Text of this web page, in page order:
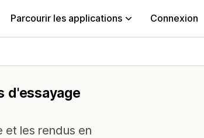
Parcourir les applications Connexion
d'essayage
et les rendus en